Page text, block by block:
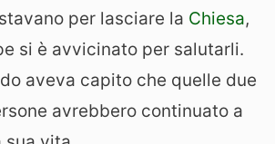
per lasciare la Chiesa,
si è avvicinato per salutarli.
aveva capito che quelle due
avrebbero continuato a